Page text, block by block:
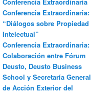
Conferencia Extraordinaria:
“Diálogos sobre Propiedad
Intelectual”
Conferencia Extraordinaria:
Colaboración entre Fórum
Deusto, Deusto Business
School y Secretaría General
de Acción Exterior del